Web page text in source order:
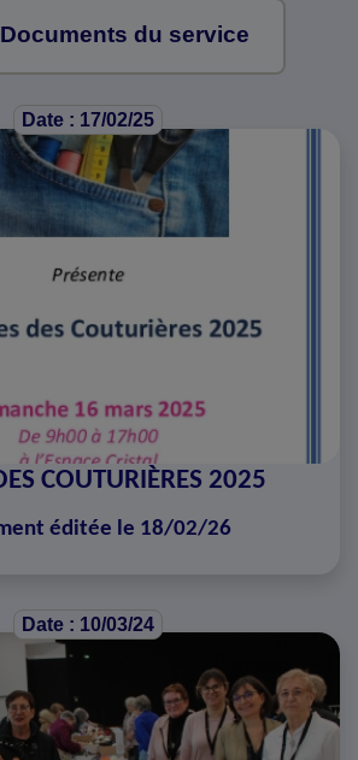
Documents du service
Date : 17/02/25
COUTURIÈRES 2025
éditée le 18/02/26
Date : 10/03/24